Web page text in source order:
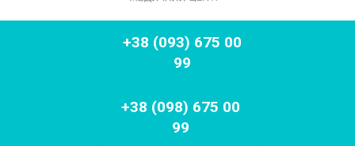
+38 (093) 675 00
99
+38 (098) 675 00
99